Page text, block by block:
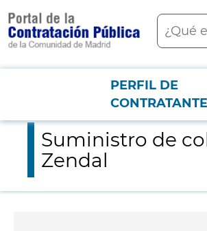
contenido
principal
Buscar
Menú PCON
PERFIL DE
CONTRATANTE
Suministro de colchones
Suministro de
Zendal